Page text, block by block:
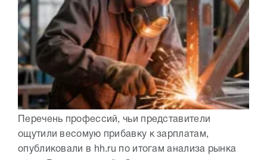
Перечень профессий, чьи представители
ощутили весомую прибавку к зарплатам,
опубликовали в hh.ru по итогам анализа рынка